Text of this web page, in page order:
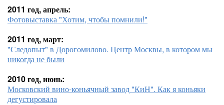
2011 год, апрель:
Фотовыставка "Хотим, чтобы помнили!"
2011 год, март:
"Следопыт" в Дорогомилово. Центр Москвы, в котором мы
никогда не были
2010 год, июнь:
Московский вино-коньячный завод "КиН". Как я коньяки
дегустировала